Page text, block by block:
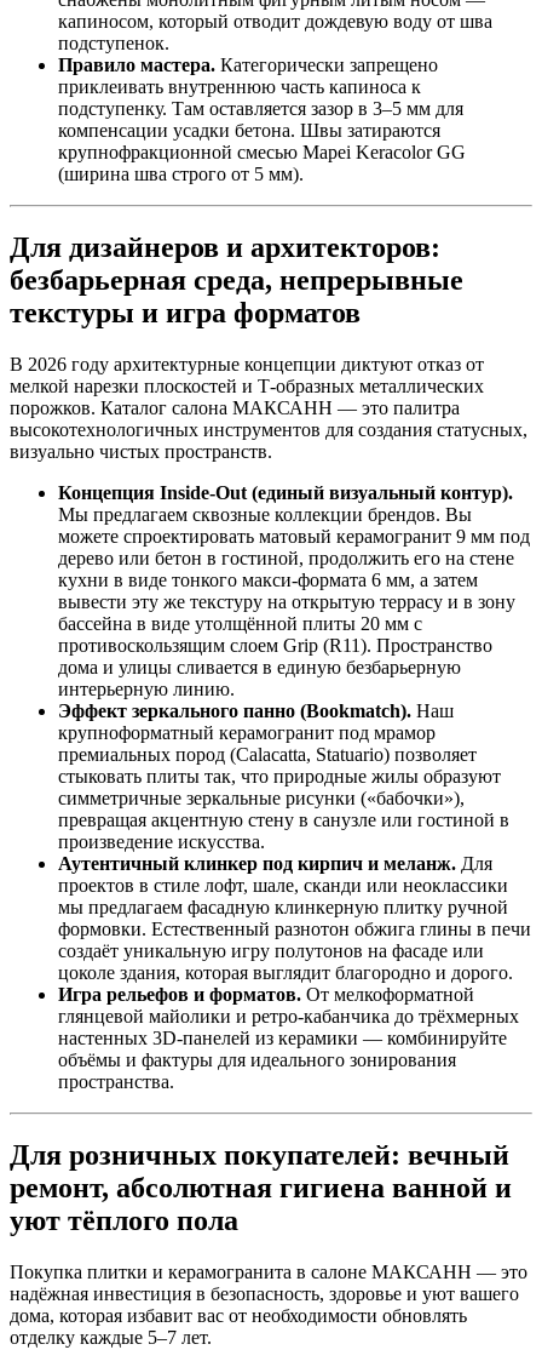
капиносом, который отводит дождевую воду от шва
подступенок.
Правило мастера. Категорически запрещено
приклеивать внутреннюю часть капиноса к
подступенку. Там оставляется зазор в 3–5 мм для
компенсации усадки бетона. Швы затираются
крупнофракционной смесью Mapei Keracolor GG
(ширина шва строго от 5 мм).
Для дизайнеров и архитекторов:
безбарьерная среда, непрерывные
текстуры и игра форматов
В 2026 году архитектурные концепции диктуют отказ от
мелкой нарезки плоскостей и Т‑образных металлических
порожков. Каталог салона МАКСАНН — это палитра
высокотехнологичных инструментов для создания статусных,
визуально чистых пространств.
Концепция Inside‑Out (единый визуальный контур).
Мы предлагаем сквозные коллекции брендов. Вы
можете спроектировать матовый керамогранит 9 мм под
дерево или бетон в гостиной, продолжить его на стене
кухни в виде тонкого макси‑формата 6 мм, а затем
вывести эту же текстуру на открытую террасу и в зону
бассейна в виде утолщённой плиты 20 мм с
противоскользящим слоем Grip (R11). Пространство
дома и улицы сливается в единую безбарьерную
интерьерную линию.
Эффект зеркального панно (Bookmatch). Наш
крупноформатный керамогранит под мрамор
премиальных пород (Calacatta, Statuario) позволяет
стыковать плиты так, что природные жилы образуют
симметричные зеркальные рисунки («бабочки»),
превращая акцентную стену в санузле или гостиной в
произведение искусства.
Аутентичный клинкер под кирпич и меланж. Для
проектов в стиле лофт, шале, сканди или неоклассики
мы предлагаем фасадную клинкерную плитку ручной
формовки. Естественный разнотон обжига глины в печи
создаёт уникальную игру полутонов на фасаде или
цоколе здания, которая выглядит благородно и дорого.
Игра рельефов и форматов. От мелкоформатной
глянцевой майолики и ретро‑кабанчика до трёхмерных
настенных 3D‑панелей из керамики — комбинируйте
объёмы и фактуры для идеального зонирования
пространства.
Для розничных покупателей: вечный
ремонт, абсолютная гигиена ванной и
уют тёплого пола
Покупка плитки и керамогранита в салоне МАКСАНН — это
надёжная инвестиция в безопасность, здоровье и уют вашего
дома, которая избавит вас от необходимости обновлять
отделку каждые 5–7 лет.